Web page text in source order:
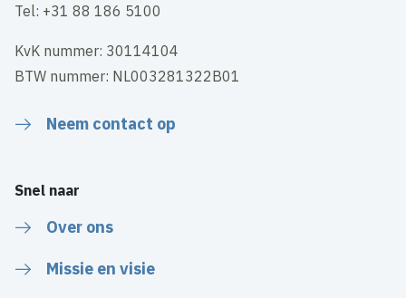
Tel: +31 88 186 5100
KvK nummer: 30114104
BTW nummer: NL003281322B01
Neem contact op
Snel naar
Over ons
Missie en visie